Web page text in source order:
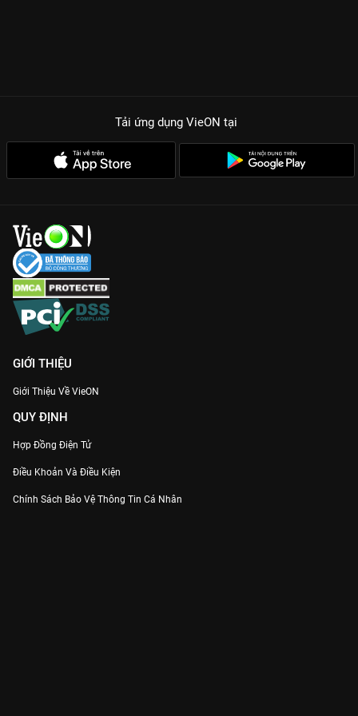
Tải ứng dụng VieON tại
GIỚI THIỆU
Giới Thiệu Về VieON
QUY ĐỊNH
Hợp Đồng Điện Tử
Điều Khoản Và Điều Kiện
Chính Sách Bảo Vệ Thông Tin Cá Nhân